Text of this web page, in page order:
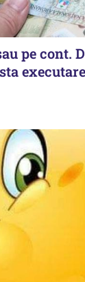
pe cont.